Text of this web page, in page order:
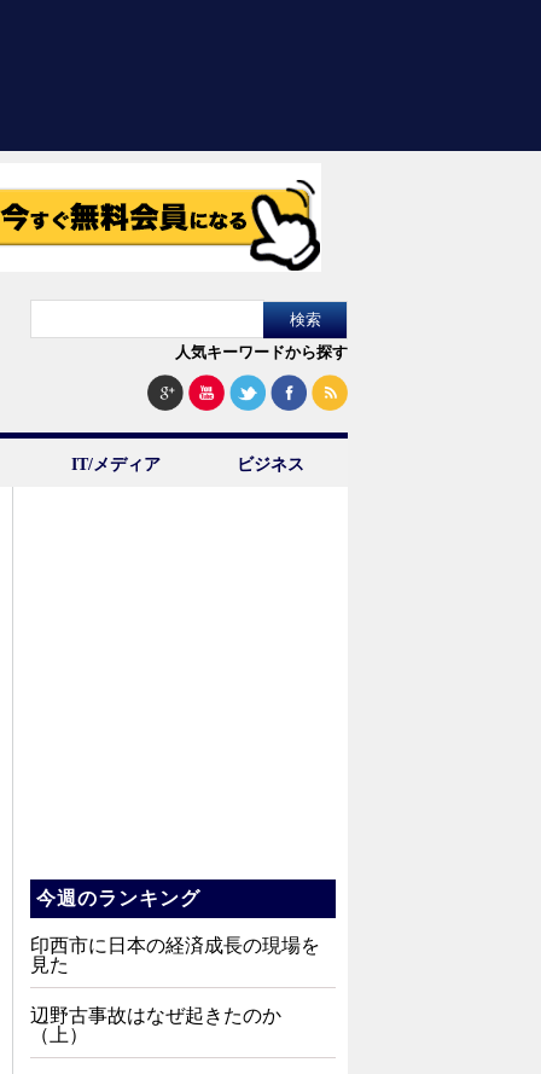
人気キーワードから探す
IT/メディア ビジネス
今週のランキング
印西市に日本の経済成長の現場を
見た
辺野古事故はなぜ起きたのか
（上）